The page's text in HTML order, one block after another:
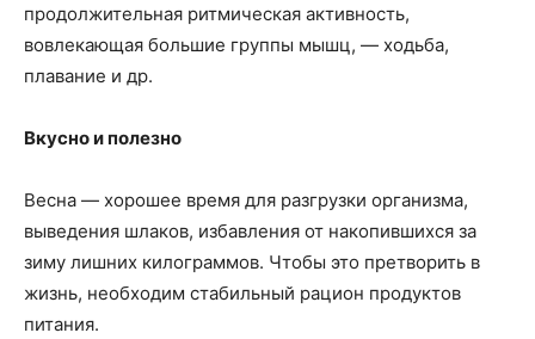
продолжительная ритмическая активность,
вовлекающая большие группы мышц, — ходьба,
плавание и др.
Вкусно и полезно
Весна — хорошее время для разгрузки организма,
выведения шлаков, избавления от накопившихся за
зиму лишних килограммов. Чтобы это претворить в
жизнь, необходим стабильный рацион продуктов
питания.